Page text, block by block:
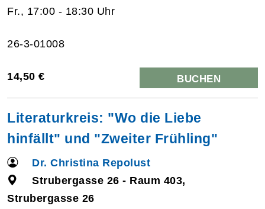
Fr., 17:00 - 18:30 Uhr
26-3-01008
14,50 € BUCHEN
Literaturkreis: "Wo die Liebe
hinfällt" und "Zweiter Frühling"
Dr. Christina Repolust
Strubergasse 26 - Raum 403,
Strubergasse 26